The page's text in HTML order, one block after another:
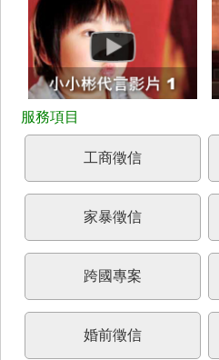
工商徵信
家暴徵信
跨國專案
婚前徵信